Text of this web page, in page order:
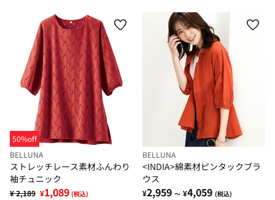
50%off
BELLUNA
ストレッチレース素材ふんわり
袖チュニック
¥ 2,189 ¥1,089 (税込)
BELLUNA
<INDIA>綿素材ピンタックブラ
ウス
¥2,959 ～ ¥4,059 (税込)